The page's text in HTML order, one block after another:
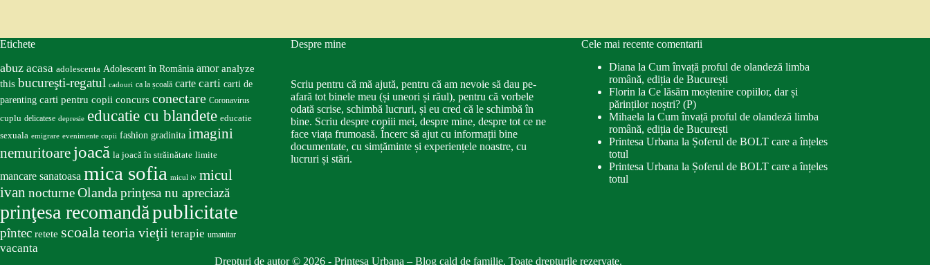
Etichete
abuz acasa adolescenta Adolescent în România amor analyze
this bucureşti-regatul cadouri ca la școală carte carti carti de
parenting carti pentru copii concurs conectare Coronavirus
cuplu delicatese depresie educatie cu blandete educatie
sexuala emigrare evenimente copii fashion gradinita imagini
nemuritoare joacă la joacă în străinătate limite
mancare sanatoasa mica sofia micul iv micul
ivan nocturneOlanda prinţesa nu apreciază
prinţesa recomandăpublicitate
pîntec retete scoalateoria vieţii terapie umanitar
vacanta
Despre mine
Scriu pentru că mă ajută, pentru că am nevoie să dau pe-
afară tot binele meu (și uneori și răul), pentru că vorbele
odată scrise, schimbă lucruri, și eu cred că le schimbă în
bine. Scriu despre copiii mei, despre mine, despre tot ce ne
face viața frumoasă. Încerc să ajut cu informații bine
documentate, cu simțăminte și experiențele noastre, cu
lucruri și stări.
Cele mai recente comentarii
Diana la Cum învață proful de olandeză limba
română, ediția de București
Florin la Ce lăsăm moștenire copiilor, dar și
părinților noștri? (P)
Mihaela la Cum învață proful de olandeză limba
română, ediția de București
Printesa Urbana la Șoferul de BOLT care a înțeles
totul
Printesa Urbana la Șoferul de BOLT care a înțeles
totul
Drepturi de autor © 2026 - Printesa Urbana – Blog cald de familie. Toate drepturile rezervate.